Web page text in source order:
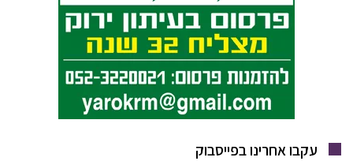
עקבו אחרינו בפייסבוק